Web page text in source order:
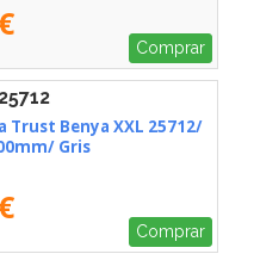
Comprar
Benya XXL 25712/
Gris
Comprar